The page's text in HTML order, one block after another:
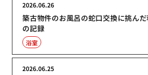
築古物件のお風呂の蛇口交換に挑ん
の記録
2026.06.26
浴室
2026.06.25